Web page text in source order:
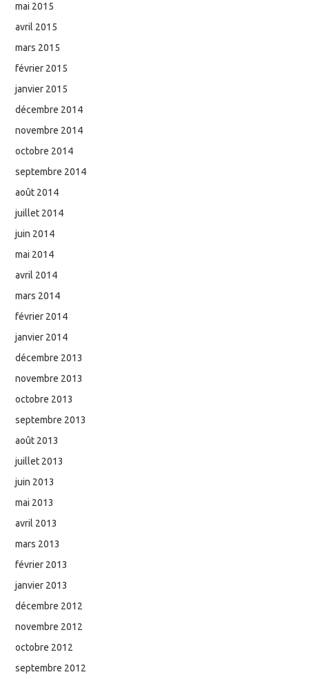
mai 2015
avril 2015
mars 2015
février 2015
janvier 2015
décembre 2014
novembre 2014
octobre 2014
septembre 2014
août 2014
juillet 2014
juin 2014
mai 2014
avril 2014
mars 2014
février 2014
janvier 2014
décembre 2013
novembre 2013
octobre 2013
septembre 2013
août 2013
juillet 2013
juin 2013
mai 2013
avril 2013
mars 2013
février 2013
janvier 2013
décembre 2012
novembre 2012
octobre 2012
septembre 2012